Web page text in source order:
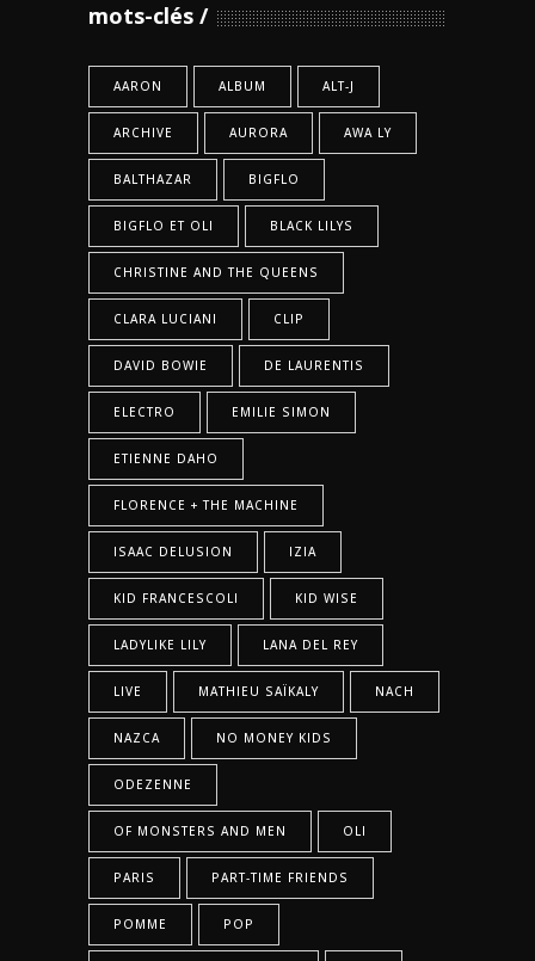
mots-clés
AARON ALBUM ALT-J
ARCHIVE AURORA AWA LY
BALTHAZAR BIGFLO
BIGFLO ET OLI BLACK LILYS
CHRISTINE AND THE QUEENS
CLARA LUCIANI CLIP
DAVID BOWIE DE LAURENTIS
ELECTRO EMILIE SIMON
ETIENNE DAHO
FLORENCE + THE MACHINE
ISAAC DELUSION IZIA
KID FRANCESCOLI KID WISE
LADYLIKE LILY LANA DEL REY
LIVE MATHIEU SAÏKALY NACH
NAZCA NO MONEY KIDS
ODEZENNE
OF MONSTERS AND MEN OLI
PARIS PART-TIME FRIENDS
POMME POP